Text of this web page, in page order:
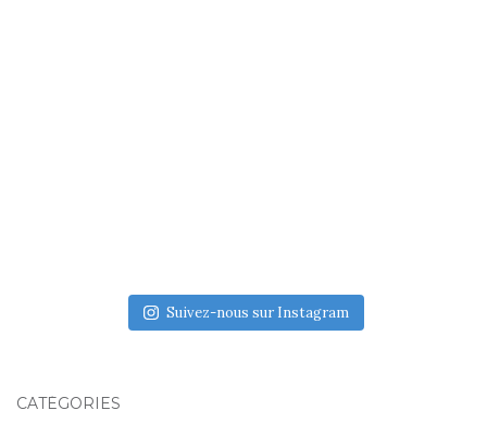
Suivez-nous sur Instagram
CATÉGORIES